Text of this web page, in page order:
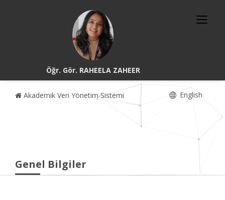
Öğr. Gör. RAHEELA ZAHEER
Akademik Veri Yönetim Sistemi English
Genel Bilgiler